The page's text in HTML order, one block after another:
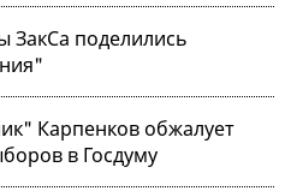
ЗакСа поделились
Карпенков обжалует
в Госдуму